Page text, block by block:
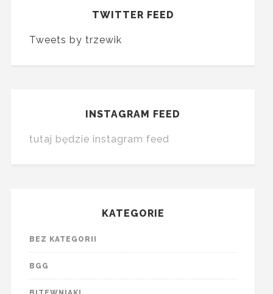
TWITTER FEED
Tweets by trzewik
INSTAGRAM FEED
tutaj będzie instagram feed
KATEGORIE
BEZ KATEGORII
BGG